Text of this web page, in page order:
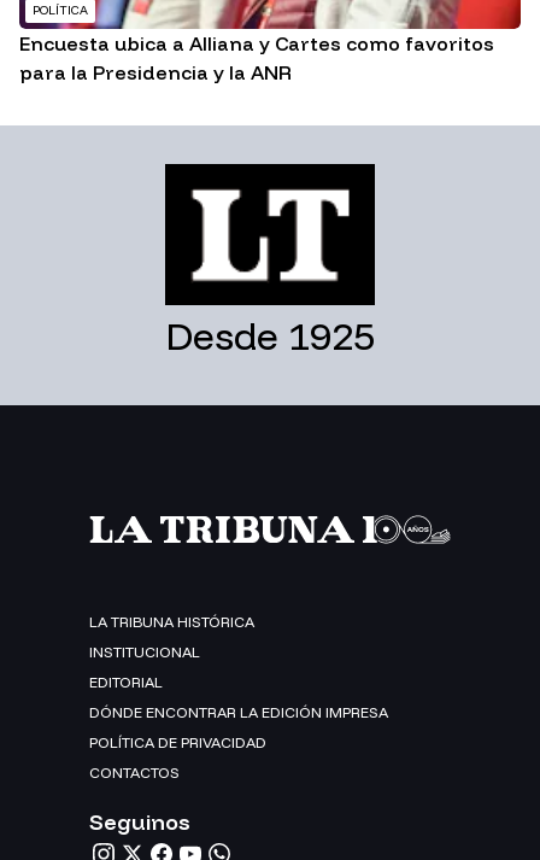
POLÍTICA
Encuesta ubica a Alliana y Cartes como favoritos
para la Presidencia y la ANR
Desde 1925
LA TRIBUNA HISTÓRICA
INSTITUCIONAL
EDITORIAL
DÓNDE ENCONTRAR LA EDICIÓN IMPRESA
POLÍTICA DE PRIVACIDAD
CONTACTOS
Seguinos